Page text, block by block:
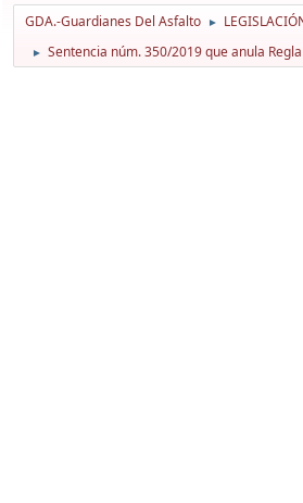
GDA.-Guardianes Del Asfalto ►
► Sentencia núm. 350/2019 que anula